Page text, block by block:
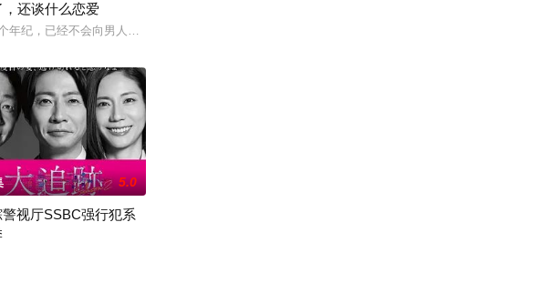
。这个部门直接把负责查验护照的入境管理局、盯着行李物
物佐伯千晴（杢代和人 饰）因共同的电影爱好而结缘。在千晴告白后，两人约定利用暑假进行一场电
，还谈什么恋爱
年纪，已经不会向男人寻求什么童话了。木元茉莉子，35岁，单身，职业是自由撰稿人。她偶然进了
类案件的受害者及遗属，协助他们
入了钓鱼部。虽然听说这是守护城镇秩序的正义之士，但实际上却是由黑
女性一濑葵（内田有纪 饰），与因家庭环境被迫放弃梦想、压抑自我生活的30岁青年樋口澄晴（寺
5.0
警视厅SSBC强行犯系